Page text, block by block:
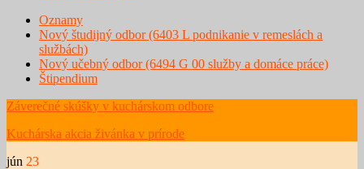
Oznamy
Nový študijný odbor (6403 L podnikanie v remeslách a
službách)
Nový učebný odbor (6494 G 00 služby a domáce práce)
Štipendium
Záverečné skúšky v kuchárskom odbore
Kuchárska akcia živánka v prírode
jún 23